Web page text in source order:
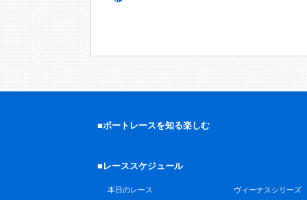
■ボートレースを知る楽しむ
■レーススケジュール
本日のレース ヴィーナスシリーズ